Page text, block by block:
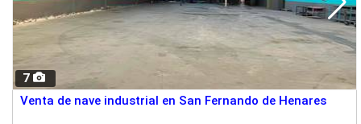
7
Venta de nave industrial en San Fernando de Henares